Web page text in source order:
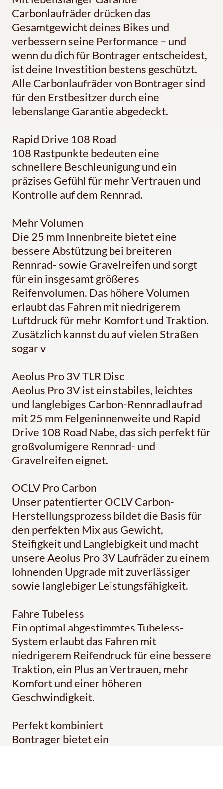
Carbonlaufräder drücken das
Gesamtgewicht deines Bikes und
verbessern seine Performance – und
wenn du dich für Bontrager entscheidest,
ist deine Investition bestens geschützt.
Alle Carbonlaufräder von Bontrager sind
für den Erstbesitzer durch eine
lebenslange Garantie abgedeckt.
Rapid Drive 108 Road
108 Rastpunkte bedeuten eine
schnellere Beschleunigung und ein
präzises Gefühl für mehr Vertrauen und
Kontrolle auf dem Rennrad.
Mehr Volumen
Die 25 mm Innenbreite bietet eine
bessere Abstützung bei breiteren
Rennrad- sowie Gravelreifen und sorgt
für ein insgesamt größeres
Reifenvolumen. Das höhere Volumen
erlaubt das Fahren mit niedrigerem
Luftdruck für mehr Komfort und Traktion.
Zusätzlich kannst du auf vielen Straßen
sogar v
Aeolus Pro 3V TLR Disc
Aeolus Pro 3V ist ein stabiles, leichtes
und langlebiges Carbon-Rennradlaufrad
mit 25 mm Felgeninnenweite und Rapid
Drive 108 Road Nabe, das sich perfekt für
großvolumigere Rennrad- und
Gravelreifen eignet.
OCLV Pro Carbon
Unser patentierter OCLV Carbon-
Herstellungsprozess bildet die Basis für
den perfekten Mix aus Gewicht,
Steifigkeit und Langlebigkeit und macht
unsere Aeolus Pro 3V Laufräder zu einem
lohnenden Upgrade mit zuverlässiger
sowie langlebiger Leistungsfähigkeit.
Fahre Tubeless
Ein optimal abgestimmtes Tubeless-
System erlaubt das Fahren mit
niedrigerem Reifendruck für eine bessere
Traktion, ein Plus an Vertrauen, mehr
Komfort und einer höheren
Geschwindigkeit.
Perfekt kombiniert
Bontrager bietet ein